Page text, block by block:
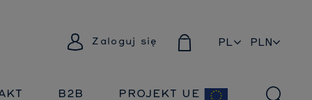
PL
Zaloguj się
B2B PROJEKT UE